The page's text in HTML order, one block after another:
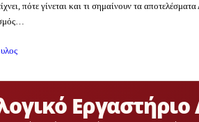
πότε γίνεται και τι σημαίνουν τα
Εργαστήριο